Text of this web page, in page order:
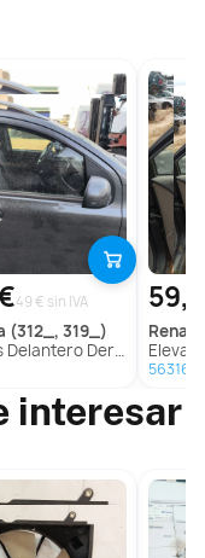
49 € sin IVA
(312_, 319_)
para Fiat Panda (312_, 319_)
Elevalunas
interesar